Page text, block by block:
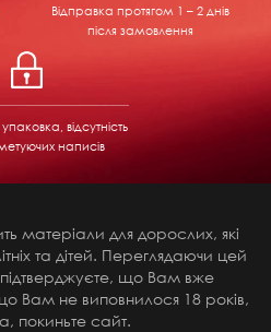
Відправка протягом 1 – 2 днів
після замовлення
відсутність
написів
матеріали для дорослих, які
та дітей. Переглядаючи цей
що Вам вже
Вам не виповнилося 18 років,
покиньте сайт.